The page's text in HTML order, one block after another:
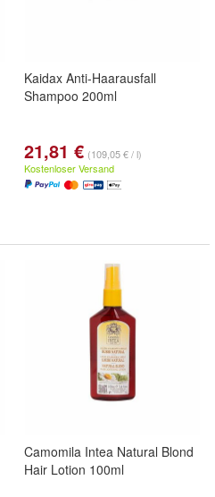
Kaidax Anti-Haarausfall
Shampoo 200ml
21,81 € (109,05 € / l)
Kostenloser Versand
Camomila Intea Natural Blond
Hair Lotion 100ml